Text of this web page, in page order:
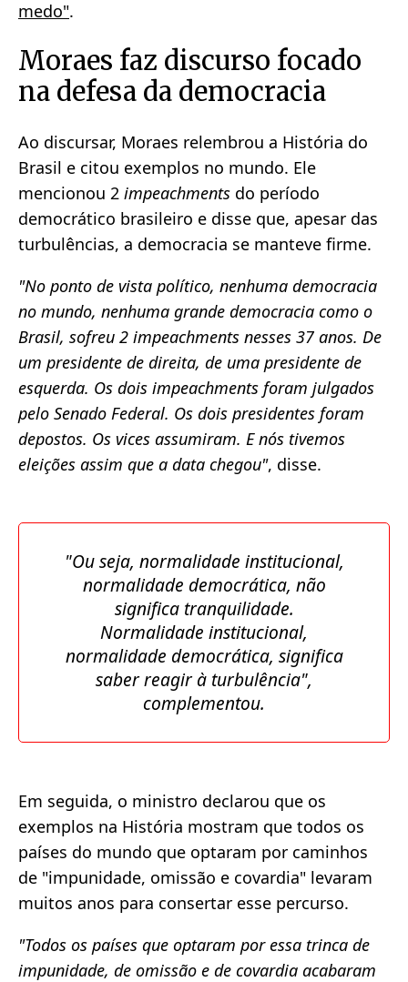
medo".
Moraes faz discurso focado
na defesa da democracia
Ao discursar, Moraes relembrou a História do
Brasil e citou exemplos no mundo. Ele
mencionou 2 impeachments do período
democrático brasileiro e disse que, apesar das
turbulências, a democracia se manteve firme.
"No ponto de vista político, nenhuma democracia
no mundo, nenhuma grande democracia como o
Brasil, sofreu 2 impeachments nesses 37 anos. De
um presidente de direita, de uma presidente de
esquerda. Os dois impeachments foram julgados
pelo Senado Federal. Os dois presidentes foram
depostos. Os vices assumiram. E nós tivemos
eleições assim que a data chegou", disse.
"Ou seja, normalidade institucional,
normalidade democrática, não
significa tranquilidade.
Normalidade institucional,
normalidade democrática, significa
saber reagir à turbulência",
complementou.
Em seguida, o ministro declarou que os
exemplos na História mostram que todos os
países do mundo que optaram por caminhos
de "impunidade, omissão e covardia" levaram
muitos anos para consertar esse percurso.
"Todos os países que optaram por essa trinca de
impunidade, de omissão e de covardia acabaram